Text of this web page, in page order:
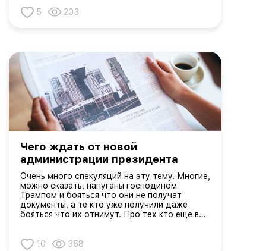
указывать также учебные заведения...
5 203
Чего ждать от новой
администрации президента
Очень много спекуляций на эту тему. Многие,
можно сказать, напуганы господином
Трампом и бояться что они не получат
документы, а те кто уже получили даже
бояться что их отнимут. Про тех кто еще в
законодательством в следующие 4...
10 358